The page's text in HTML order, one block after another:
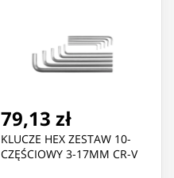
79,13 zł
KLUCZE HEX ZESTAW 10-
CZĘŚCIOWY 3-17MM CR-V